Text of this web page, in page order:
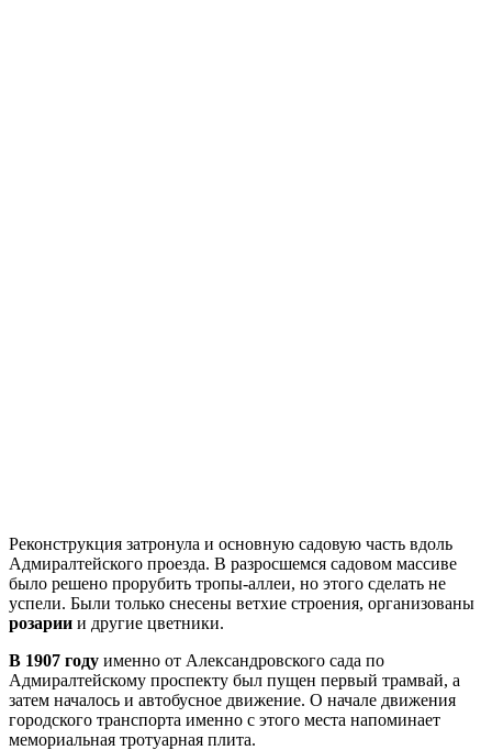
Реконструкция затронула и основную садовую часть вдоль
Адмиралтейского проезда. В разросшемся садовом массиве
было решено прорубить тропы-аллеи, но этого сделать не
успели. Были только снесены ветхие строения, организованы
розарии и другие цветники.
В 1907 году именно от Александровского сада по
Адмиралтейскому проспекту был пущен первый трамвай, а
затем началось и автобусное движение. О начале движения
городского транспорта именно с этого места напоминает
мемориальная тротуарная плита.